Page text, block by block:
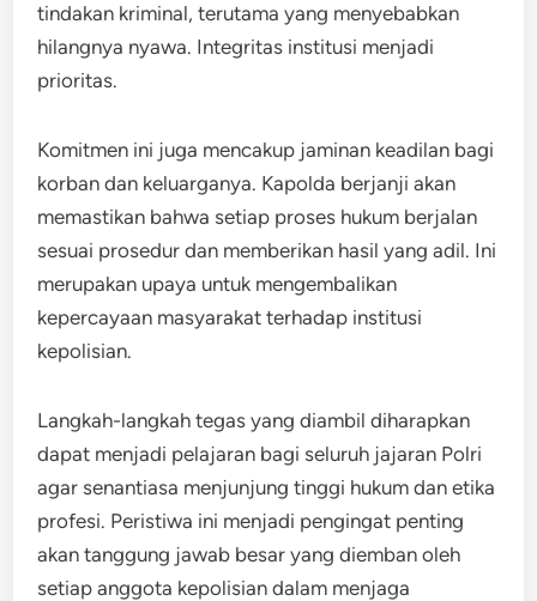
tindakan kriminal, terutama yang menyebabkan
hilangnya nyawa. Integritas institusi menjadi
prioritas.
Komitmen ini juga mencakup jaminan keadilan bagi
korban dan keluarganya. Kapolda berjanji akan
memastikan bahwa setiap proses hukum berjalan
sesuai prosedur dan memberikan hasil yang adil. Ini
merupakan upaya untuk mengembalikan
kepercayaan masyarakat terhadap institusi
kepolisian.
Langkah-langkah tegas yang diambil diharapkan
dapat menjadi pelajaran bagi seluruh jajaran Polri
agar senantiasa menjunjung tinggi hukum dan etika
profesi. Peristiwa ini menjadi pengingat penting
akan tanggung jawab besar yang diemban oleh
setiap anggota kepolisian dalam menjaga